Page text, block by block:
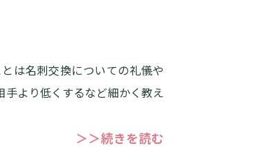
は名刺交換についての礼儀や
より低くするなど細かく教え
＞＞続きを読む